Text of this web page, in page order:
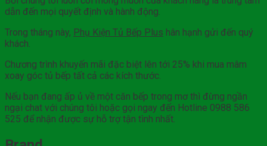
dẫn đến mọi quyết định và hành động.
Trong tháng này, Phụ Kiện Tủ Bếp Plus hân hạnh gửi đến quý
khách.
Chương trình khuyến mãi đặc biệt lên tới 25% khi mua mâm
xoay góc tủ bếp tất cả các kích thước.
Nếu bạn đang ấp ủ về một căn bếp trong mơ thì đừng ngần
ngại chat với chúng tôi hoặc gọi ngay đến Hotline 0988 586
525 để nhận được sự hỗ trợ tận tình nhất.